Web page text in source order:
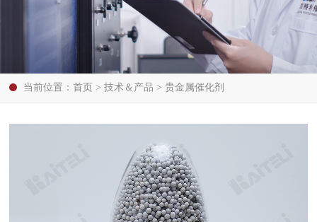
当前位置：首页 > 技术＆产品 > 贵金属催化剂